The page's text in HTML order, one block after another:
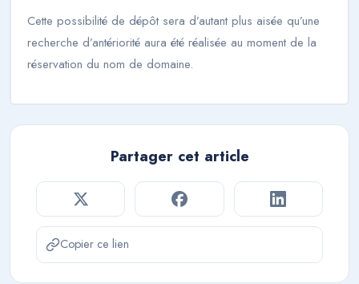
Cette possibilité de dépôt sera d’autant plus aisée qu’une
recherche d’antériorité aura été réalisée au moment de la
réservation du nom de domaine.
Partager cet article
Copier ce lien